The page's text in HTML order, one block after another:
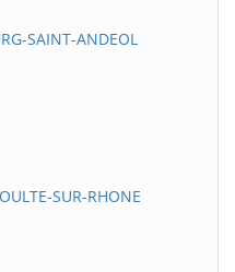
SAINT-ANDEOL
SUR-RHONE